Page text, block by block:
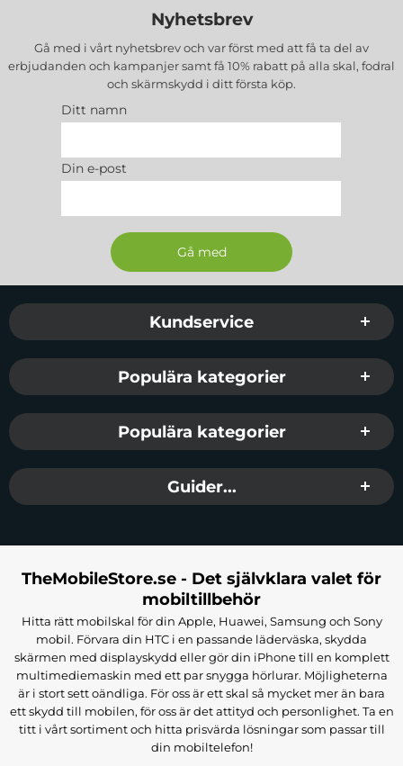
Nyhetsbrev
Gå med i vårt nyhetsbrev och var först med att få ta del av
erbjudanden och kampanjer samt få 10% rabatt på alla skal, fodral
och skärmskydd i ditt första köp.
Ditt namn
Din e-post
Sidfot Blandad info och länkar
Kundservice
Populära kategorier
Populära kategorier
Guider...
TheMobileStore.se - Det självklara valet för
mobiltillbehör
Hitta rätt mobilskal för din Apple, Huawei, Samsung och Sony
mobil. Förvara din HTC i en passande läderväska, skydda
skärmen med displayskydd eller gör din iPhone till en komplett
multimediemaskin med ett par snygga hörlurar. Möjligheterna
är i stort sett oändliga. För oss är ett skal så mycket mer än bara
ett skydd till mobilen, för oss är det attityd och personlighet. Ta en
titt i vårt sortiment och hitta prisvärda lösningar som passar till
din mobiltelefon!